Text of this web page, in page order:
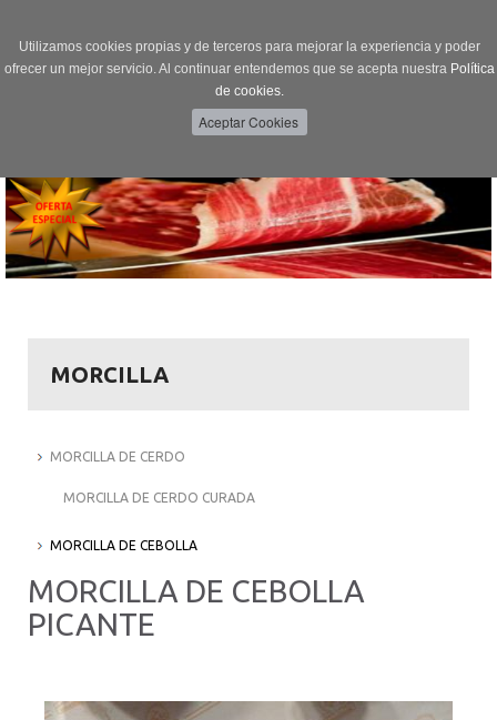
Utilizamos cookies propias y de terceros para mejorar la experiencia y poder
ofrecer un mejor servicio. Al continuar entendemos que se acepta nuestra Política
de cookies.
MORCILLA
MORCILLA DE CERDO
MORCILLA DE CERDO CURADA
MORCILLA DE CEBOLLA
MORCILLA DE CEBOLLA
PICANTE